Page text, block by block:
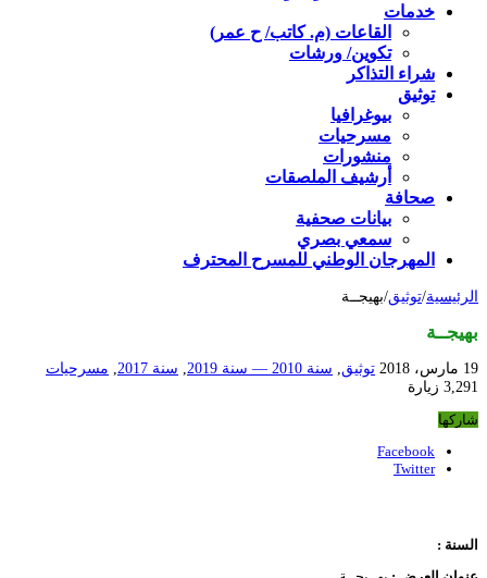
خدمات
القاعات (م. كاتب/ ح عمر)
تكوين/ ورشات
شراء التذاكر
توثيق
بيوغرافيا
مسرحيات
منشورات
أرشيف الملصقات
صحافة
بيانات صحفية
سمعي بصري
المهرجان الوطني للمسرح المحترف
الرئيسية/توثيق/بهيجــة
بهيجــة
19 مارس، 2018 توثيق, سنة 2010 — سنة 2019 , سنة 2017 , مسرحيات
3,291 زيارة
شاركها
Facebook
Twitter
السنة :